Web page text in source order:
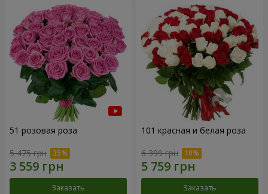
51 розовая роза
5 475 грн
Заказать
101 красная и белая роза
6 399 грн
Заказать